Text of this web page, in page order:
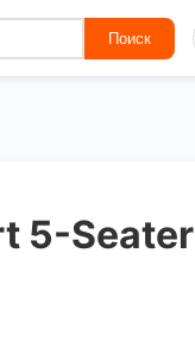
Поиск
5-Seater